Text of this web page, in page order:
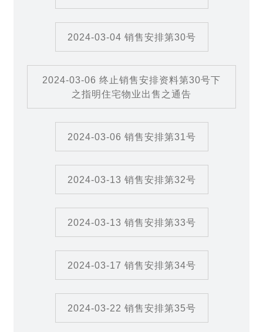
2024-03-04 销售安排第30号
2024-03-06 终止销售安排资料第30号下
之指明住宅物业出售之通告
2024-03-06 销售安排第31号
2024-03-13 销售安排第32号
2024-03-13 销售安排第33号
2024-03-17 销售安排第34号
2024-03-22 销售安排第35号